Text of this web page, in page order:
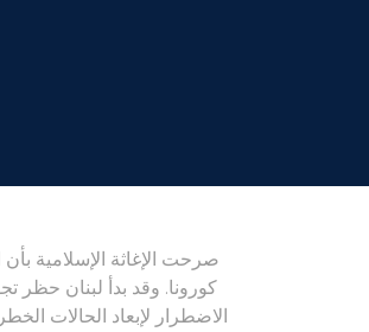
صرحت الإغاثة الإسلامية
الاضطرار لإبعاد الحالات